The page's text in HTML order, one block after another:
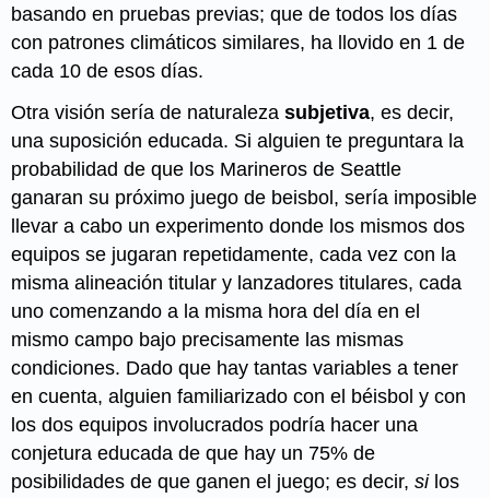
basando en pruebas previas; que de todos los días
con patrones climáticos similares, ha llovido en 1 de
cada 10 de esos días.
Otra visión sería de naturalezasubjetiva, es decir,
una suposición educada. Si alguien te preguntara la
probabilidad de que los Marineros de Seattle
ganaran su próximo juego de beisbol, sería imposible
llevar a cabo un experimento donde los mismos dos
equipos se jugaran repetidamente, cada vez con la
misma alineación titular y lanzadores titulares, cada
uno comenzando a la misma hora del día en el
mismo campo bajo precisamente las mismas
condiciones. Dado que hay tantas variables a tener
en cuenta, alguien familiarizado con el béisbol y con
los dos equipos involucrados podría hacer una
conjetura educada de que hay un 75% de
posibilidades de que ganen el juego; es decir,silos